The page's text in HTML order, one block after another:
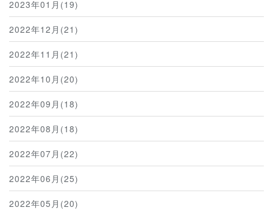
2023年01月(19)
2022年12月(21)
2022年11月(21)
2022年10月(20)
2022年09月(18)
2022年08月(18)
2022年07月(22)
2022年06月(25)
2022年05月(20)